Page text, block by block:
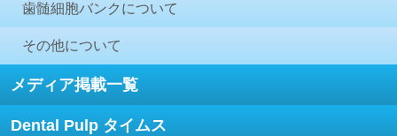
歯髄細胞バンクについて
その他について
メディア掲載一覧
Dental Pulp タイムス